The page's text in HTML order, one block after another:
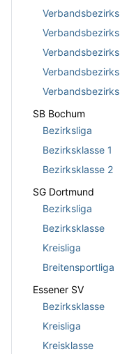
SB Bochum
Bezirksliga
Bezirksklasse 1
Bezirksklasse 2
SG Dortmund
Bezirksliga
Bezirksklasse
Kreisliga
Breitensportliga
Essener SV
Bezirksklasse
Kreisliga
Kreisklasse